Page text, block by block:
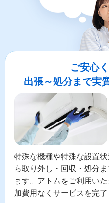
ご安心
出張～処分まで実
特殊な機種や特殊な設置
ら取り外し・回収・処分
ます。アトムをご利用い
加費用なくサービスを完了